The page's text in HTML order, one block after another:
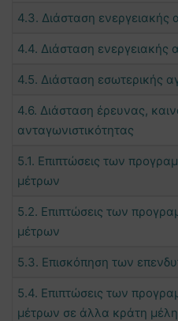
4.3. Διάσταση ενεργειακής
4.4. Διάσταση ενεργειακής
4.5. Διάσταση εσωτερικής
4.6. Διάσταση έρευνας,
ανταγωνιστικότητας
5.1. Επιπτώσεις των
μέτρων
5.2. Επιπτώσεις των
μέτρων
5.3. Επισκόπηση των
5.4. Επιπτώσεις των
μέτρων σε άλλα κράτη μέλη